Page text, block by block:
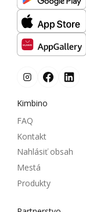
Kimbino
FAQ
Kontakt
Nahlásiť obsah
Mestá
Produkty